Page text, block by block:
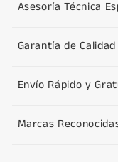
Asesoría Técnica
Garantía de
Envío Rápido y
Marcas